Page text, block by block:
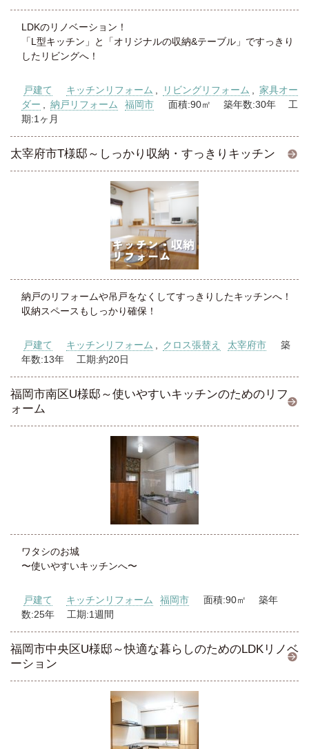
LDKのリノベーション！
「L型キッチン」と「オリジナルの収納&テーブル」ですっきり
したリビングへ！
戸建て キッチンリフォーム リビングリフォーム
家具オー
ダー
納戸リフォーム 福岡市
面積:90㎡ 築年数:30年 工
期:1ヶ月
太宰府市T様邸～しっかり収納・すっきりキッチン
納戸のリフォームや吊戸をなくしてすっきりしたキッチンへ！
収納スペースもしっかり確保！
戸建て キッチンリフォーム クロス張替え 太宰府市
築
年数:13年 工期:約20日
福岡市南区U様邸～使いやすいキッチンのためのリフ
ォーム
ワタシのお城
〜使いやすいキッチンへ〜
戸建て キッチンリフォーム 福岡市
面積:90㎡ 築年
数:25年 工期:1週間
福岡市中央区U様邸～快適な暮らしのためのLDKリノベ
ーション